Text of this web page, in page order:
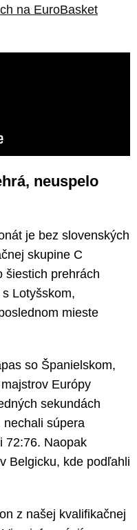
na EuroBasket
neuspelo
je bez slovenských
skupine C
šiestich prehrách
Lotyšskom,
mieste
so Španielskom,
Európy
sekundách
nechali súpera
72:76. Naopak
Belgicku, kde podľahli
z našej kvalifikačnej